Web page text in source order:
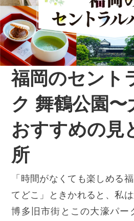
福岡のセント
ク 舞鶴公園〜
おすすめの見
所
「時間がなくても楽しめる
てどこ」ときかれると、私
博多旧市街とこの大濠パー